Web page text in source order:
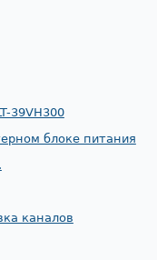
39VH300
блоке питания
каналов